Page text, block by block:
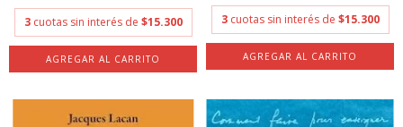
3 cuotas sin interés de $15.300 3 cuotas sin interés de $15.300